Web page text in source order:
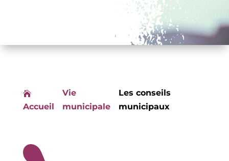

Accueil
Vie
municipale
Les conseils
municipaux